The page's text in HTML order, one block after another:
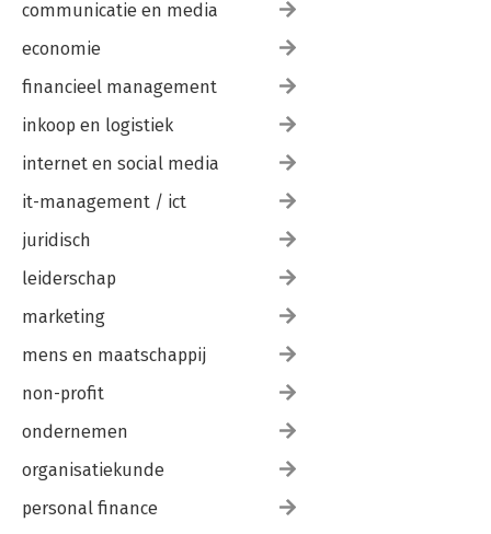
communicatie en media
economie
financieel management
inkoop en logistiek
internet en social media
it-management / ict
juridisch
leiderschap
marketing
mens en maatschappij
non-profit
ondernemen
organisatiekunde
personal finance